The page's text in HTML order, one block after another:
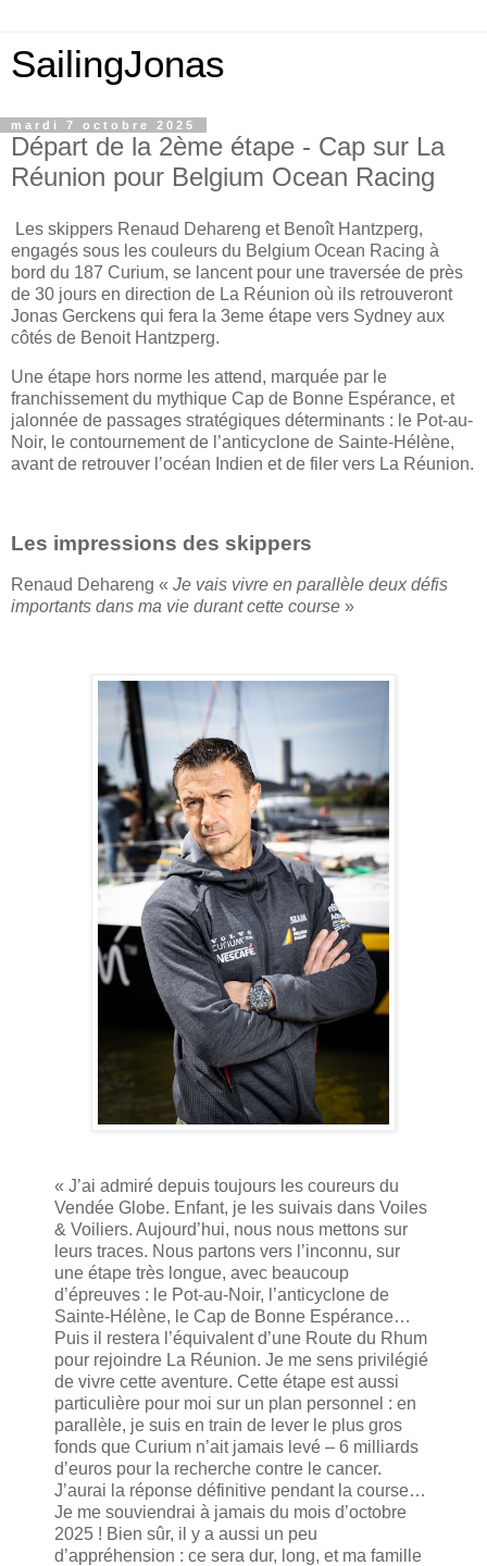
SailingJonas
mardi 7 octobre 2025
Départ de la 2ème étape - Cap sur La
Réunion pour Belgium Ocean Racing
Les skippers Renaud Dehareng et Benoît Hantzperg,
engagés sous les couleurs du Belgium Ocean Racing à
bord du 187 Curium, se lancent pour une traversée de près
de 30 jours en direction de La Réunion où ils retrouveront
Jonas Gerckens qui fera la 3eme étape vers Sydney aux
côtés de Benoit Hantzperg.
Une étape hors norme les attend, marquée par le
franchissement du mythique Cap de Bonne Espérance, et
jalonnée de passages stratégiques déterminants : le Pot-au-
Noir, le contournement de l’anticyclone de Sainte-Hélène,
avant de retrouver l’océan Indien et de filer vers La Réunion.
Les impressions des skippers
Renaud Dehareng « Je vais vivre en parallèle deux défis
importants dans ma vie durant cette course »
« J’ai admiré depuis toujours les coureurs du
Vendée Globe. Enfant, je les suivais dans Voiles
& Voiliers. Aujourd’hui, nous nous mettons sur
leurs traces. Nous partons vers l’inconnu, sur
une étape très longue, avec beaucoup
d’épreuves : le Pot-au-Noir, l’anticyclone de
Sainte-Hélène, le Cap de Bonne Espérance…
Puis il restera l’équivalent d’une Route du Rhum
pour rejoindre La Réunion. Je me sens privilégié
de vivre cette aventure. Cette étape est aussi
particulière pour moi sur un plan personnel : en
parallèle, je suis en train de lever le plus gros
fonds que Curium n’ait jamais levé – 6 milliards
d’euros pour la recherche contre le cancer.
J’aurai la réponse définitive pendant la course…
Je me souviendrai à jamais du mois d’octobre
2025 ! Bien sûr, il y a aussi un peu
d’appréhension : ce sera dur, long, et ma famille